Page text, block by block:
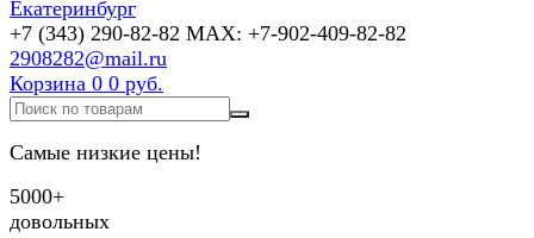
+7 (343) 290-82-82 MAX: +7-902-409-82-82
2908282@mail.ru
Корзина 0 0 руб.
Самые низкие цены!
5000+
довольных